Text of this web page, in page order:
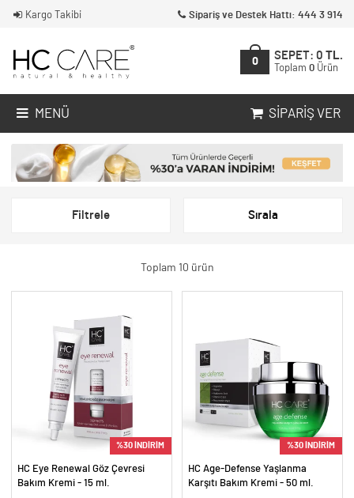
Kargo Takibi Sipariş ve Destek Hattı: 444 3 914
0
SEPET: 0 TL.
Toplam 0 Ürün
MENÜ SIPARIŞ VER
Filtrele Sırala
Toplam 10 ürün
%30 İNDİRİM
HC Eye Renewal Göz Çevresi
Bakım Kremi - 15 ml.
%30 İNDİRİM
HC Age-Defense Yaşlanma
Karşıtı Bakım Kremi - 50 ml.